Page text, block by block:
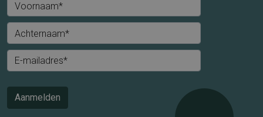
Voornaam*
Achternaam*
E-mailadres*
Aanmelden